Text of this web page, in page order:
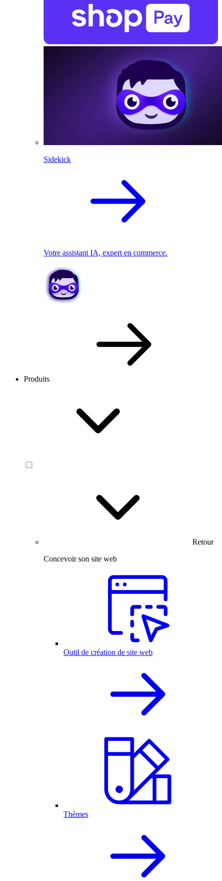
Sidekick
Votre assistant IA, expert en commerce.
Produits
Retour
Concevoir son site web
Outil de création de site web
Thèmes